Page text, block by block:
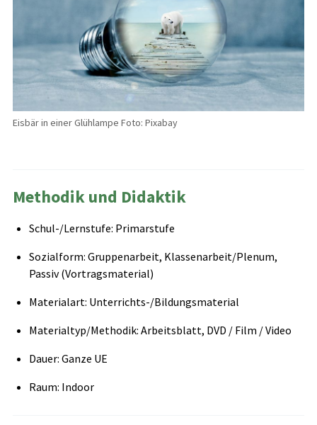
Eisbär in einer Glühlampe Foto: Pixabay
Methodik und Didaktik
Schul-/Lernstufe: Primarstufe
Sozialform: Gruppenarbeit, Klassenarbeit/Plenum,
Passiv (Vortragsmaterial)
Materialart: Unterrichts-/Bildungsmaterial
Materialtyp/Methodik: Arbeitsblatt, DVD / Film / Video
Dauer: Ganze UE
Raum: Indoor